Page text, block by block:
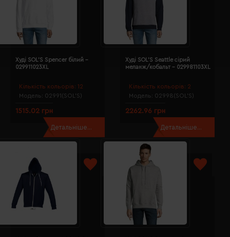
Кількість кольорів: 12
Модель: 02991(SOL’S)
Худі SOL'S Spencer білий -
029911023XL
1515.02 грн
Детальніше...
Кількість кольорів: 2
Модель: 02998(SOL’S)
Худі SOL'S Seattle сірий
меланж/кобальт - 029981103XL
2262.96 грн
Детальніше...